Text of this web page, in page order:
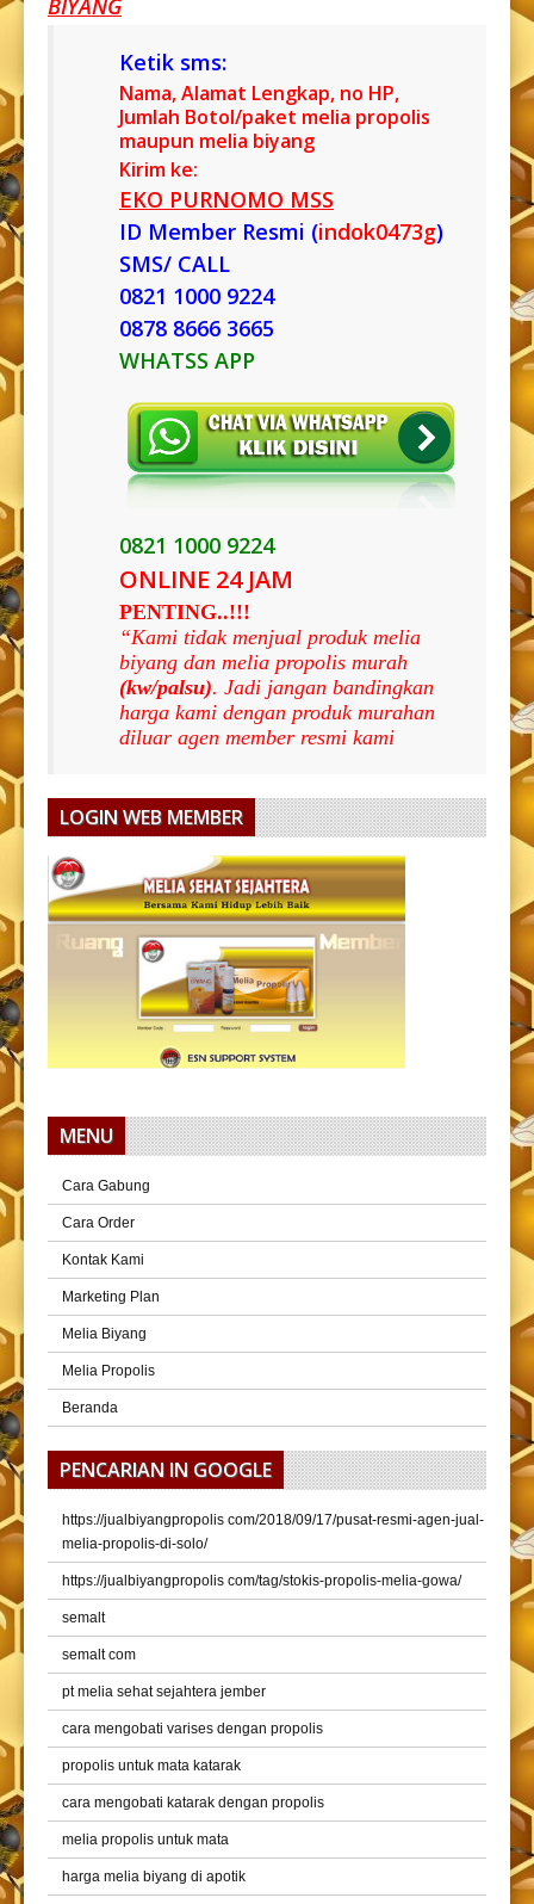
Ketik sms:
Nama, Alamat Lengkap, no HP,
Jumlah Botol/paket melia propolis
maupun melia biyang
Kirim ke:
EKO PURNOMO MSS
ID Member Resmi (indok0473g)
SMS/ CALL
0821 1000 9224
0878 8666 3665
WHATSS APP
0821 1000 9224
ONLINE 24 JAM
PENTING..!!!
“Kami tidak menjual produk melia
biyang dan melia propolis murah
(kw/palsu). Jadi jangan bandingkan
harga kami dengan produk murahan
diluar agen member resmi kami
LOGIN WEB MEMBER
MENU
Cara Gabung
Cara Order
Kontak Kami
Marketing Plan
Melia Biyang
Melia Propolis
Beranda
PENCARIAN IN GOOGLE
https://jualbiyangpropolis com/2018/09/17/pusat-resmi-agen-jual-
melia-propolis-di-solo/
https://jualbiyangpropolis com/tag/stokis-propolis-melia-gowa/
semalt
semalt com
pt melia sehat sejahtera jember
cara mengobati varises dengan propolis
propolis untuk mata katarak
cara mengobati katarak dengan propolis
melia propolis untuk mata
harga melia biyang di apotik